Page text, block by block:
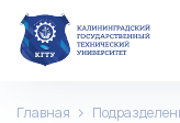
Главная